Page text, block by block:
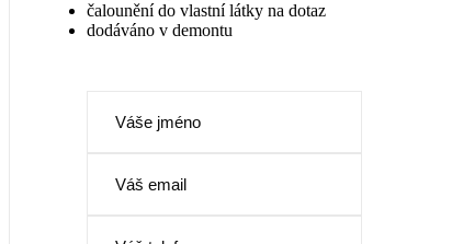
čalounění do vlastní látky na dotaz
dodáváno v demontu